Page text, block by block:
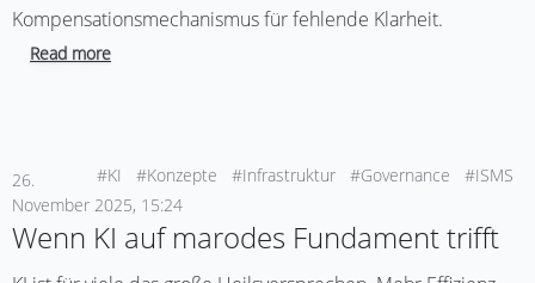
Kompensationsmechanismus für fehlende Klarheit.
Read more
#KI #Konzepte #Infrastruktur #Governance #ISMS
26.
November 2025, 15:24
Wenn KI auf marodes Fundament trifft